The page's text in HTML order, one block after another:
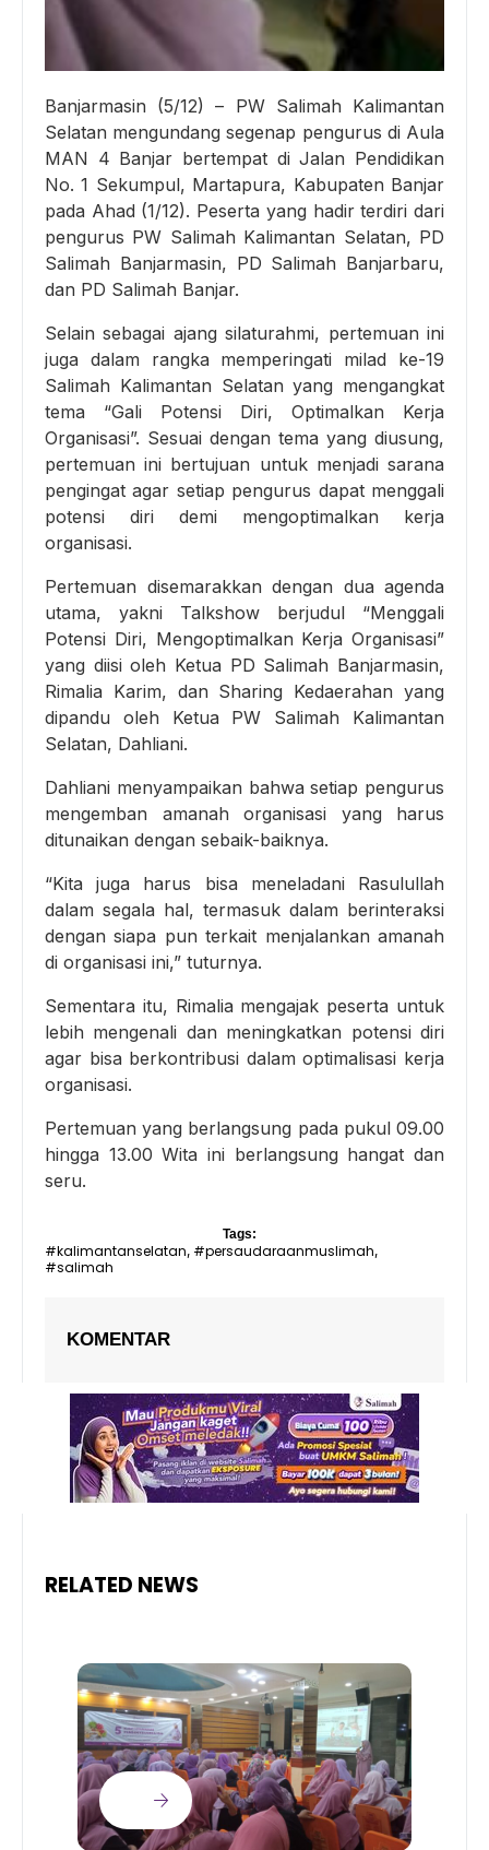
Banjarmasin (5/12) – PW Salimah Kalimantan
Selatan mengundang segenap pengurus di Aula
MAN 4 Banjar bertempat di Jalan Pendidikan
No. 1 Sekumpul, Martapura, Kabupaten Banjar
pada Ahad (1/12). Peserta yang hadir terdiri dari
pengurus PW Salimah Kalimantan Selatan, PD
Salimah Banjarmasin, PD Salimah Banjarbaru,
dan PD Salimah Banjar.
Selain sebagai ajang silaturahmi, pertemuan ini
juga dalam rangka memperingati milad ke-19
Salimah Kalimantan Selatan yang mengangkat
tema “Gali Potensi Diri, Optimalkan Kerja
Organisasi”. Sesuai dengan tema yang diusung,
pertemuan ini bertujuan untuk menjadi sarana
pengingat agar setiap pengurus dapat menggali
potensi diri demi mengoptimalkan kerja
organisasi.
Pertemuan disemarakkan dengan dua agenda
utama, yakni Talkshow berjudul “Menggali
Potensi Diri, Mengoptimalkan Kerja Organisasi”
yang diisi oleh Ketua PD Salimah Banjarmasin,
Rimalia Karim, dan Sharing Kedaerahan yang
dipandu oleh Ketua PW Salimah Kalimantan
Selatan, Dahliani.
Dahliani menyampaikan bahwa setiap pengurus
mengemban amanah organisasi yang harus
ditunaikan dengan sebaik-baiknya.
“Kita juga harus bisa meneladani Rasulullah
dalam segala hal, termasuk dalam berinteraksi
dengan siapa pun terkait menjalankan amanah
di organisasi ini,” tuturnya.
Sementara itu, Rimalia mengajak peserta untuk
lebih mengenali dan meningkatkan potensi diri
agar bisa berkontribusi dalam optimalisasi kerja
organisasi.
Pertemuan yang berlangsung pada pukul 09.00
hingga 13.00 Wita ini berlangsung hangat dan
seru.
Tags:
#kalimantanselatan, #persaudaraanmuslimah,
#salimah
KOMENTAR
RELATED NEWS